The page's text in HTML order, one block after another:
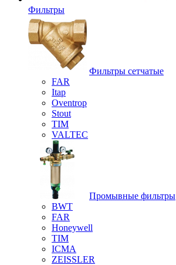
Фильтры
Фильтры сетчатые
FAR
Itap
Oventrop
Stout
TIM
VALTEC
Промывные фильтры
BWT
FAR
Honeywell
TIM
ICMA
ZEISSLER